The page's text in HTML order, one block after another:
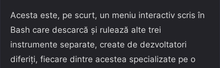
Acesta este, pe scurt, un meniu interactiv scris în
Bash care descarcă și rulează alte trei
instrumente separate, create de dezvoltatori
diferiți, fiecare dintre acestea specializate pe o